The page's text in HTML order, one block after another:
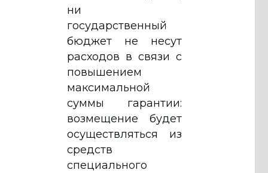
ни
государственный
бюджет не несут
расходов в связи с
повышением
максимальной
суммы гарантии:
возмещение будет
осуществляться из
средств
специального